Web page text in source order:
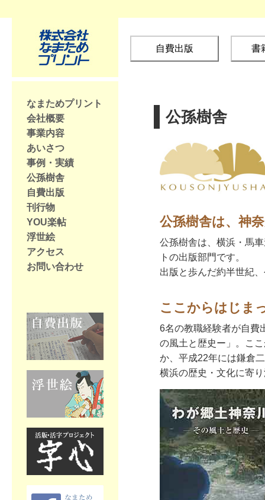
自費出版 書
なまためプリント
会社概要
事業内容
あいさつ
事例・実績
公孫樹舎
自費出版
刊行物
YOU楽帖
浮世絵
アクセス
お問い合わせ
公孫樹舎
公孫樹舎は、神
公孫樹舎は、横浜・馬
トの出版部門です。
出版と歩んだ約半世紀
ここからはじま
6名の教職経験者が自費
の風土と歴史ー」。こ
か、平成22年には鎌倉
横浜の歴史・文化に寄